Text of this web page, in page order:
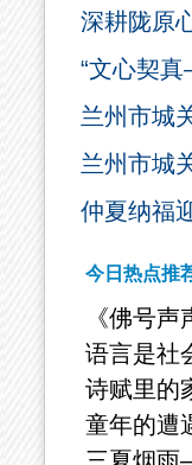
深耕陇原
“文心契
兰州市城
兰州市城
仲夏纳福
今日热点推
《佛号
语言是社
诗赋里的
童年的